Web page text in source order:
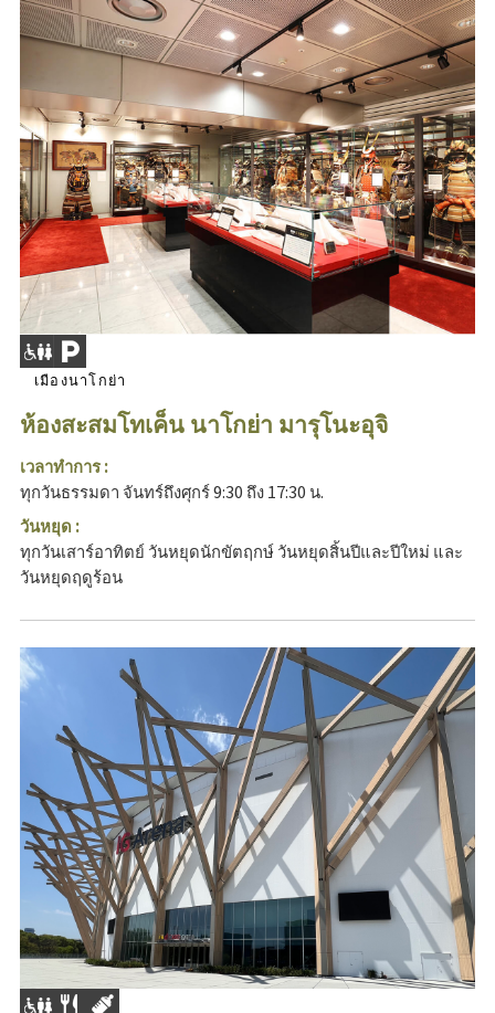
เมืองนาโกย่า
ห้องสะสมโทเค็น นาโกย่า มารุโนะอุจิ
เวลาทำการ :
ทุกวันธรรมดา จันทร์ถึงศุกร์ 9:30 ถึง 17:30 น.
วันหยุด :
ทุกวันเสาร์อาทิตย์ วันหยุดนักขัตฤกษ์ วันหยุดสิ้นปีและปีใหม่ และ
วันหยุดฤดูร้อน